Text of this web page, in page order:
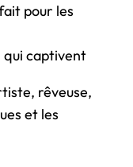
pour les
qui captivent
rêveuse,
et les